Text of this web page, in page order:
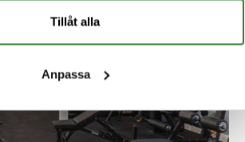
Tillåt alla
Anpassa